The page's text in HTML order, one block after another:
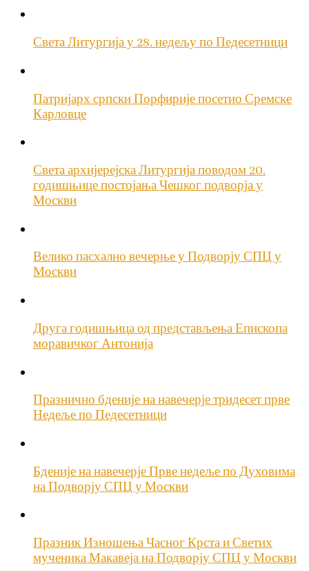
Света Литургија у 28. недељу по Педесетници
Патријарх српски Порфирије посетио Сремске
Карловце
Света архијерејска Литургија поводом 20.
годишњице постојања Чешког подворја у
Москви
Велико пасхално вечерње у Подворју СПЦ у
Москви
Друга годишњица од представљења Епископа
моравичког Антонија
Празнично бденије на навечерје тридесет прве
Недеље по Педесетници
Бденије на навечерје Прве недеље по Духовима
на Подворју СПЦ у Москви
Празник Изношења Часног Крста и Светих
мученика Макавеја на Подворју СПЦ у Москви